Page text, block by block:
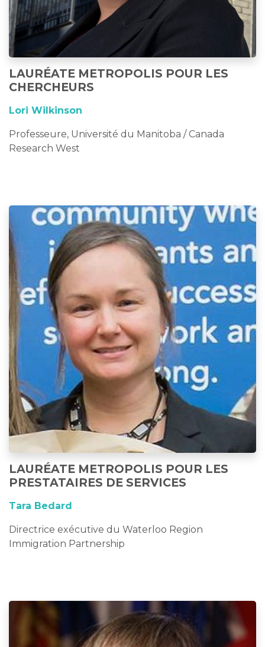
LAURÉATE METROPOLIS POUR LES
CHERCHEURS
Lori Wilkinson
Professeure, Université du Manitoba / Canada
Research West
LAURÉATE METROPOLIS POUR LES
PRESTATAIRES DE SERVICES
Tara Bedard
Directrice exécutive du Waterloo Region
Immigration Partnership